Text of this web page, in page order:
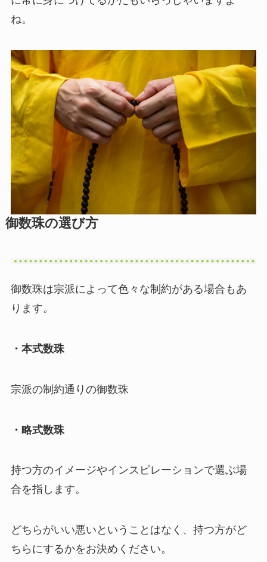
ね。
御数珠の選び方
御数珠は宗派によって色々な制約がある場合もあ
ります。
・本式数珠
宗派の制約通りの御数珠
・略式数珠
持つ方のイメージやインスピレーションで選ぶ場
合を指します。
どちらがいい悪いということはなく、持つ方がど
ちらにするかをお決めください。